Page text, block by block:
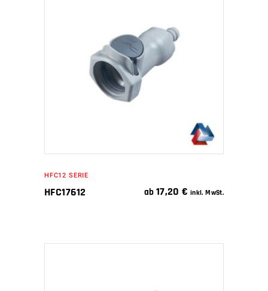
IN DEN WARENKORB
HFC12 SERIE
HFC17612 ab 17,20€ inkl. MwSt.